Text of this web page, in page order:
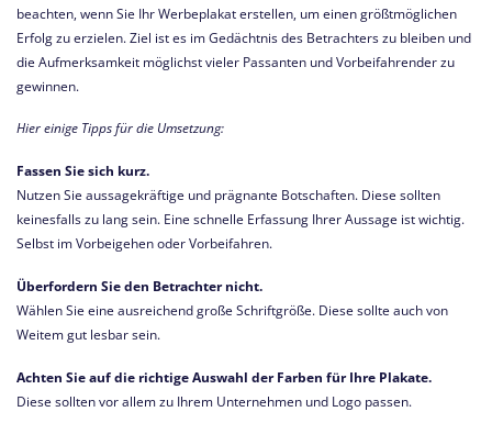
beachten, wenn Sie Ihr Werbeplakat erstellen, um einen größtmöglichen
Erfolg zu erzielen. Ziel ist es im Gedächtnis des Betrachters zu bleiben und
die Aufmerksamkeit möglichst vieler Passanten und Vorbeifahrender zu
gewinnen.
Hier einige Tipps für die Umsetzung:
Fassen Sie sich kurz.
Nutzen Sie aussagekräftige und prägnante Botschaften. Diese sollten
keinesfalls zu lang sein. Eine schnelle Erfassung Ihrer Aussage ist wichtig.
Selbst im Vorbeigehen oder Vorbeifahren.
Überfordern Sie den Betrachter nicht.
Wählen Sie eine ausreichend große Schriftgröße. Diese sollte auch von
Weitem gut lesbar sein.
Achten Sie auf die richtige Auswahl der Farben für Ihre Plakate.
Diese sollten vor allem zu Ihrem Unternehmen und Logo passen.